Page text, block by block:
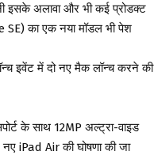
इसके अलावा और भी कई प्रोडक्ट
का एक नया मॉडल भी पेश
इवेंट में दो नए मैक लॉन्च करने की
के साथ 12MP अल्ट्रा-वाइड
iPad Air की घोषणा की जा